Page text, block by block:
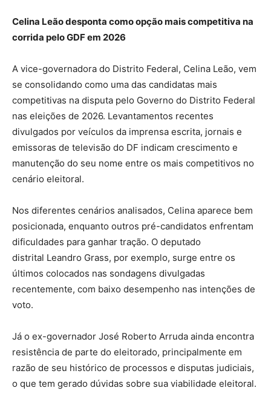
Celina Leão desponta como opção mais competitiva na
corrida pelo GDF em 2026
A vice-governadora do Distrito Federal, Celina Leão, vem
se consolidando como uma das candidatas mais
competitivas na disputa pelo Governo do Distrito Federal
nas eleições de 2026. Levantamentos recentes
divulgados por veículos da imprensa escrita, jornais e
emissoras de televisão do DF indicam crescimento e
manutenção do seu nome entre os mais competitivos no
cenário eleitoral.
Nos diferentes cenários analisados, Celina aparece bem
posicionada, enquanto outros pré-candidatos enfrentam
dificuldades para ganhar tração. O deputado
distrital Leandro Grass, por exemplo, surge entre os
últimos colocados nas sondagens divulgadas
recentemente, com baixo desempenho nas intenções de
voto.
Já o ex-governador José Roberto Arruda ainda encontra
resistência de parte do eleitorado, principalmente em
razão de seu histórico de processos e disputas judiciais,
o que tem gerado dúvidas sobre sua viabilidade eleitoral.